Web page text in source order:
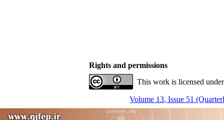
Rights and permissions
This work is licensed
Volume 13, Issue 51